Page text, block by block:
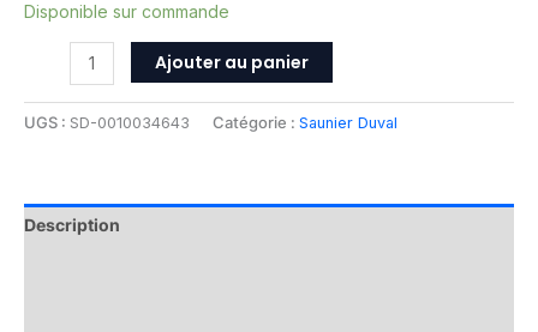
Disponible sur commande
Ajouter au panier
UGS : SD-0010034643 Catégorie : Saunier Duval
Description